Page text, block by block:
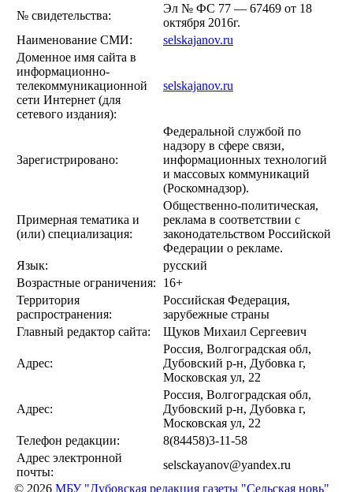
№ свидетельства:
Эл № ФС 77 — 67469 от 18
октября 2016г.
Наименование СМИ:
selskajanov.ru
Доменное имя сайта в
информационно-
телекоммуникационной
сети Интернет (для
сетевого издания):
selskajanov.ru
Зарегистрировано:
Федеральной службой по
надзору в сфере связи,
информационных технологий
и массовых коммуникаций
(Роскомнадзор).
Примерная тематика и
(или) специализация:
Общественно-политическая,
реклама в соответствии с
законодательством Российской
Федерации о рекламе.
Язык:
русский
Возрастные ограничения:
16+
Территория
распространения:
Российская Федерация,
зарубежные страны
Главный редактор сайта:
Щуков Михаил Сергеевич
Адрес:
Россия, Волгоградская обл,
Дубовский р-н, Дубовка г,
Московская ул, 22
Адрес:
Россия, Волгоградская обл,
Дубовский р-н, Дубовка г,
Московская ул, 22
Телефон редакции:
8(84458)3-11-58
Адрес электронной
почты:
selsckayanov@yandex.ru
© 2026 МБУ "Дубовская редакция газеты "Сельская новь"